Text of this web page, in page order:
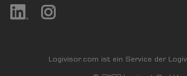
Logivisor.com ist ein Service der